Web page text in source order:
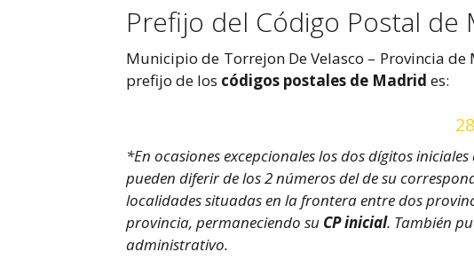
Prefijo del Código Postal de
Municipio de Torrejon De Velasco – Provincia
prefijo de los códigos postales de Madrid es:
28
*En ocasiones excepcionales los dos dígitos iniciales
pueden diferir de los 2 números del de su
localidades situadas en la frontera entre dos
provincia, permaneciendo su CP inicial. También
administrativo.